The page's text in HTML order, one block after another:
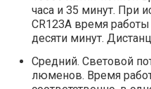
часа и 35 минут. При
CR123A время работы
десяти минут.
Средний. Световой
люменов. Время